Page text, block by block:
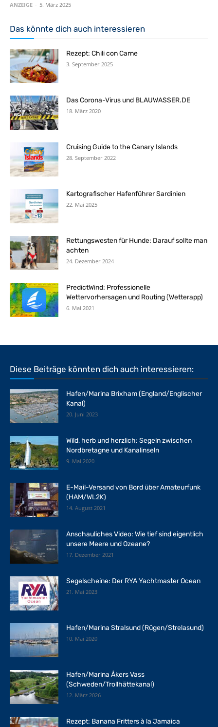
ANZEIGE - 5. März 2025
Das könnte dich auch interessieren
Rezept: Chili con Carne
3. September 2025
Das Corona-Virus und BLAUWASSER.DE
18. März 2020
Cruising Guide to the Canary Islands
28. September 2022
Kartografischer Hafenführer Sardinien
22. Mai 2025
Rettungswesten für Hunde: Darauf sollte man
achten
24. Dezember 2024
PredictWind: Professionelle
Wettervorhersagen und Routing (Wetterapp)
6. Mai 2021
Diese Beiträge könnten dich auch interessieren:
Hafen/Marina Brixham (England/Englischer
Kanal)
20. Juni 2023
Wild, herb und herzlich: Segeln zwischen
Nordbretagne und Kanalinseln
9. Mai 2020
E-Mail-Versand von Bord über Amateurfunk
(HAM/WL2K)
14. August 2021
Anschauliches Video: Wie tief sind eigentlich
unsere Meere und Ozeane?
17. Dezember 2021
Segelscheine: Der RYA Yachtmaster Ocean
21. Mai 2023
Hafen/Marina Stralsund (Rügen/Strelasund)
10. Mai 2020
Hafen/Marina Åkers Vass
(Schweden/Trollhättekanal)
12. März 2026
Rezept: Banana Fritters à la Jamaica